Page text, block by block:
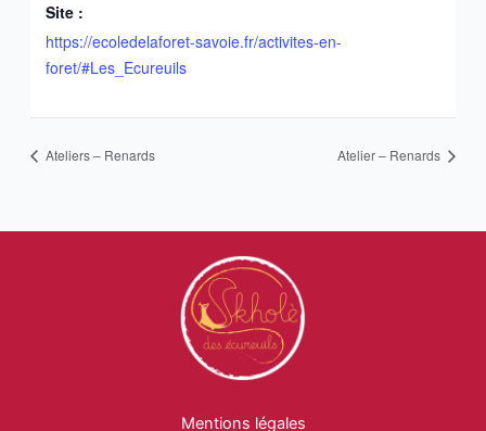
Site :
https://ecoledelaforet-savoie.fr/activites-en-
foret/#Les_Ecureuils
Ateliers – Renards Atelier – Renards
Mentions légales